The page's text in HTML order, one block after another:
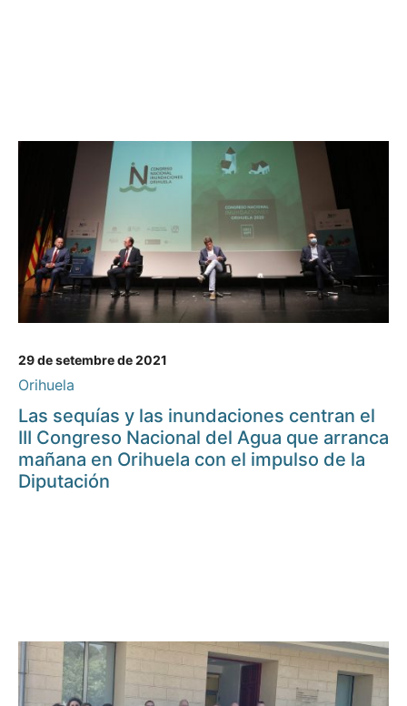
29 de setembre de 2021
Orihuela
Las sequías y las inundaciones centran el
III Congreso Nacional del Agua que arranca
mañana en Orihuela con el impulso de la
Diputación